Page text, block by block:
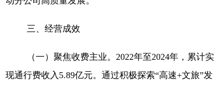
三、经营成效
（一）聚焦收费主业。2022年至2024年，累计实
现通行费收入5.89亿元。通过积极探索“高速+文旅”发